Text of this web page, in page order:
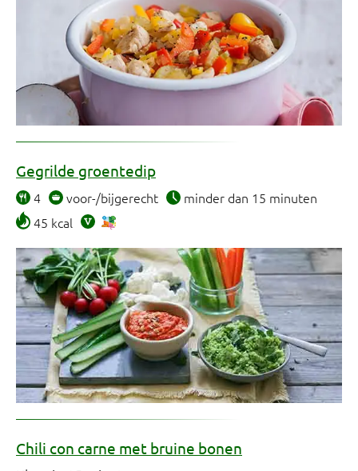
Gegrilde groentedip
4 voor-/bijgerecht
minder dan 15 minuten
45 kcal
Chili con carne met bruine bonen